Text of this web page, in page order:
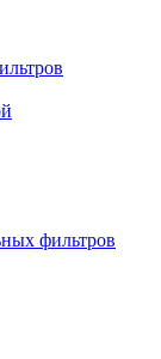
фильтров